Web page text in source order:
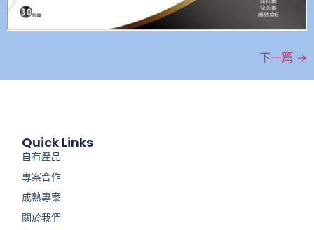
下一篇 →
Quick Links
自有產品
專案合作
成熟專案
關於我們